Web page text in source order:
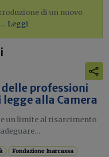
di un nuovo
Leggi
professioni
alla Camera
un limite al risarcimento
Fondazione Inarcassa